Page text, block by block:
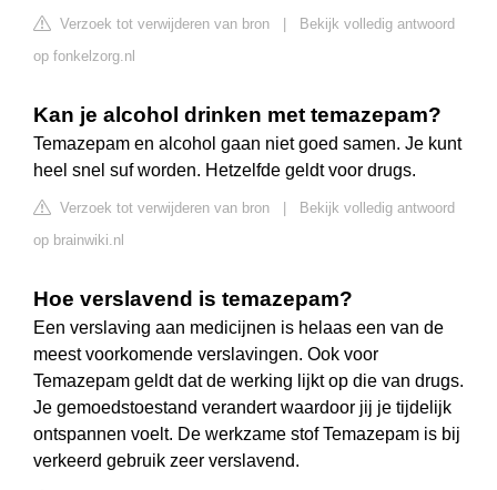
Verzoek tot verwijderen van bron
Bekijk volledig antwoord
op fonkelzorg.nl
Kan je alcohol drinken met temazepam?
Temazepam en alcohol gaan niet goed samen. Je kunt
heel snel suf worden. Hetzelfde geldt voor drugs.
Verzoek tot verwijderen van bron
Bekijk volledig antwoord
op brainwiki.nl
Hoe verslavend is temazepam?
Een verslaving aan medicijnen is helaas een van de
meest voorkomende verslavingen. Ook voor
Temazepam geldt dat de werking lijkt op die van drugs.
Je gemoedstoestand verandert waardoor jij je tijdelijk
ontspannen voelt. De werkzame stof Temazepam is bij
verkeerd gebruik zeer verslavend.